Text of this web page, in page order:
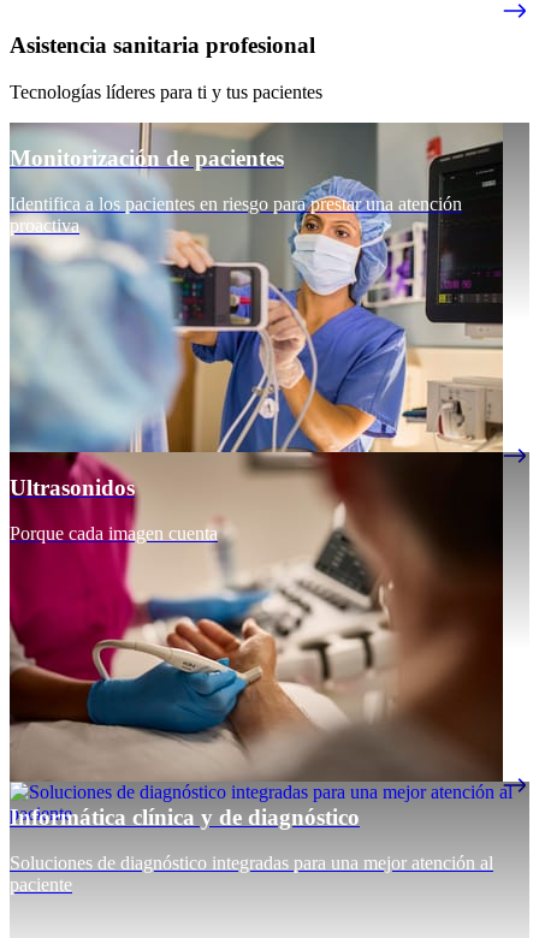
Asistencia sanitaria profesional
Tecnologías líderes para ti y tus pacientes
Monitorización de pacientes
Identifica a los pacientes en riesgo para prestar una atención
proactiva
Ultrasonidos
Porque cada imagen cuenta
Informática clínica y de diagnóstico
Soluciones de diagnóstico integradas para una mejor atención al
paciente